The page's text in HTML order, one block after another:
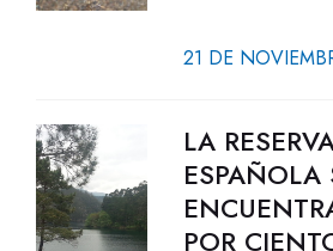
21 DE
LA
ESPAÑOLA
POR